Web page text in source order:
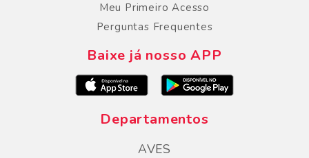
Meu Primeiro Acesso
Perguntas Frequentes
Baixe já nosso APP
Departamentos
AVES